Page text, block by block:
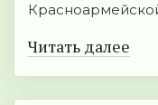
Читать далее